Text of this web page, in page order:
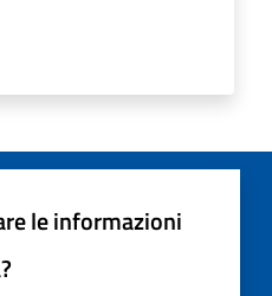
le informazioni